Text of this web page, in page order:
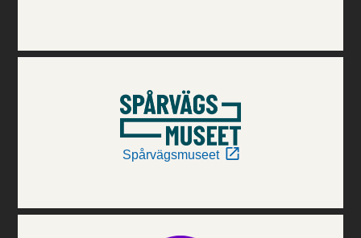
Spårvägsmuseet